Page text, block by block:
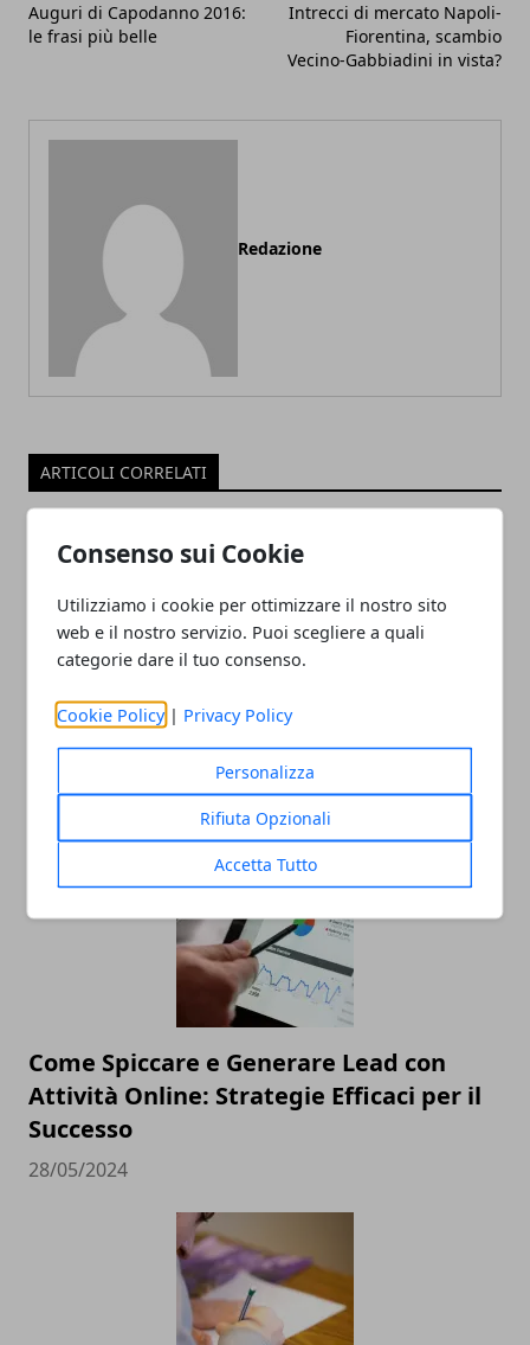
Consenso sui Cookie
Utilizziamo i cookie per ottimizzare il nostro sito
web e il nostro servizio. Puoi scegliere a quali
categorie dare il tuo consenso.
Cookie Policy | Privacy Policy
Personalizza
Rifiuta Opzionali
Accetta Tutto
Auguri di Capodanno 2016:
le frasi più belle
Intrecci di mercato Napoli-
Fiorentina, scambio
Vecino-Gabbiadini in vista?
Redazione
ARTICOLI CORRELATI
L'importanza della salute e sicurezza
nei lavori a turno
Come Spiccare e Generare Lead con
Attività Online: Strategie Efficaci per il
Successo
28/05/2024